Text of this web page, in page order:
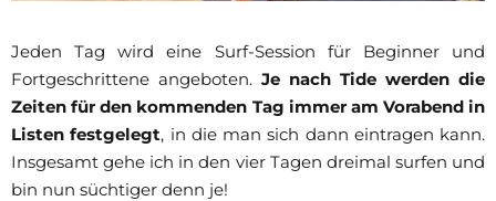
Jeden Tag wird eine Surf-Session für Beginner und
Fortgeschrittene angeboten. Je nach Tide werden die
Zeiten für den kommenden Tag immer am Vorabend in
Listen festgelegt, in die man sich dann eintragen kann.
Insgesamt gehe ich in den vier Tagen dreimal surfen und
bin nun süchtiger denn je!